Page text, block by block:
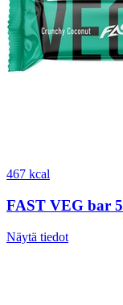
467 kcal
FAST VEG bar
Näytä tiedot